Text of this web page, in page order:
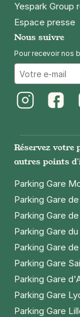
Yespark Group
Espace presse
Nous suivre
Pour recevoir nos
Réservez votre
autres points
Parking Gare
Parking Gare
Parking Gare
Parking Gare
Parking Gare
Parking Gare
Parking Gare
Parking Gare
Parking Gare